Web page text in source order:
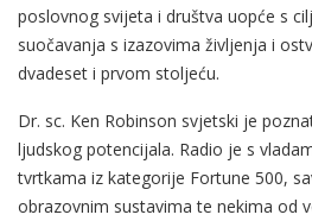
poslovnog svijeta i društva uopće s
suočavanja s izazovima življenja i
dvadeset i prvom stoljeću.
Dr. sc. Ken Robinson svjetski je
ljudskog potencijala. Radio je s
tvrtkama iz kategorije Fortune 500,
obrazovnim sustavima te nekima od